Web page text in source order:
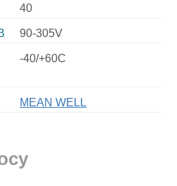
40
90-305V
-40/+60C
MEAN WELL